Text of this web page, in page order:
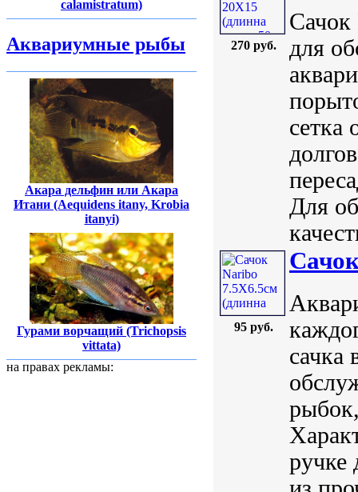
calamistratum)
Аквариумные рыбы
Акара дельфин или Акара
Итани (Aequidens itany, Krobia
itanyi)
Гурами ворчащий (Trichopsis
vittata)
на правах рекламы:
270 руб.
Сачок
для
сетка
Для
95 руб.
сачка
ручке